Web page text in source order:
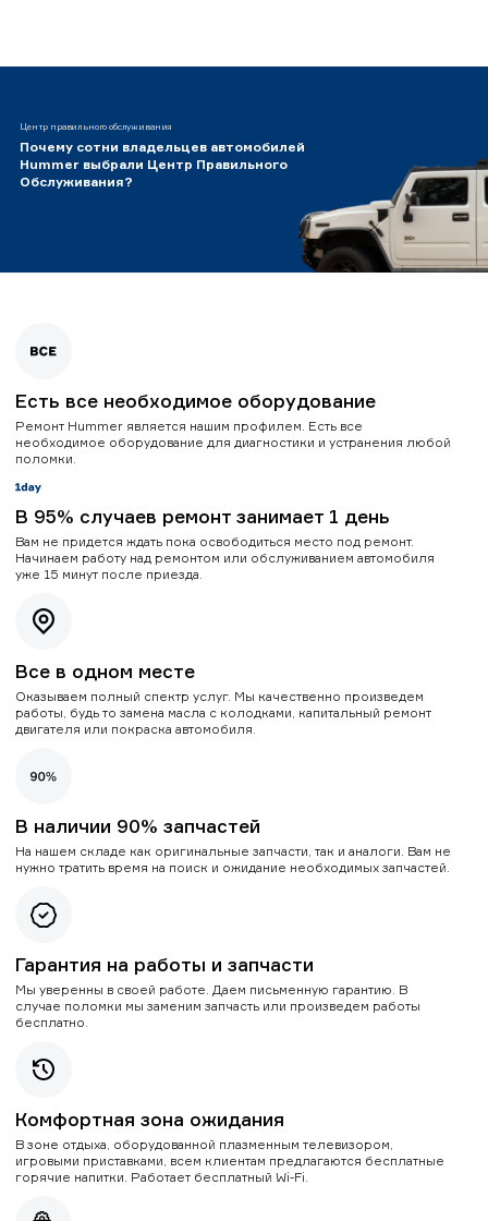
Центр правильного обслуживания
Почему сотни владельцев автомобилей
Hummer выбрали Центр Правильного
Обслуживания?
Есть все необходимое оборудование
Ремонт Hummer является нашим профилем. Есть все
необходимое оборудование для диагностики и устранения любой
поломки.
В 95% случаев ремонт занимает 1 день
Вам не придется ждать пока освободиться место под ремонт.
Начинаем работу над ремонтом или обслуживанием автомобиля
уже 15 минут после приезда.
Все в одном месте
Оказываем полный спектр услуг. Мы качественно произведем
работы, будь то замена масла с колодками, капитальный ремонт
двигателя или покраска автомобиля.
В наличии 90% запчастей
На нашем складе как оригинальные запчасти, так и аналоги. Вам не
нужно тратить время на поиск и ожидание необходимых запчастей.
Гарантия на работы и запчасти
Мы уверенны в своей работе. Даем письменную гарантию. В
случае поломки мы заменим запчасть или произведем работы
бесплатно.
Комфортная зона ожидания
В зоне отдыха, оборудованной плазменным телевизором,
игровыми приставками, всем клиентам предлагаются бесплатные
горячие напитки. Работает бесплатный Wi-Fi.